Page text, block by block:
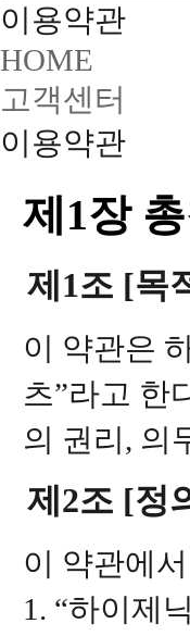
이용약관
HOME
고객센터
이용약관
제1장
제1조 [목
이 약관은
츠”라고 한
의 권리, 의
제2조 [정
이 약관에
1. “하이제